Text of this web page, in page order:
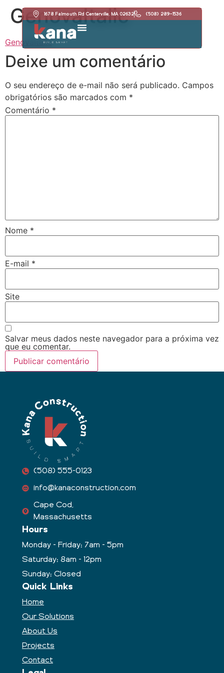
1678 Falmouth Rd Centerville, MA 02632 (508) 289-1536
GenovaItalic
GenovaItalic
Deixe um comentário
O seu endereço de e-mail não será publicado. Campos
obrigatórios são marcados com *
Comentário *
Nome *
E-mail *
Site
Salvar meus dados neste navegador para a próxima vez
que eu comentar.
(508) 555-0123
info@kanaconstruction.com
Cape Cod,
Massachusetts
Hours
Monday - Friday: 7am - 5pm
Saturday: 8am - 12pm
Sunday: Closed
Quick Links
Home
Our Solutions
About Us
Projects
Contact